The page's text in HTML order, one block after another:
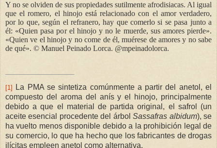
Y no se olviden de sus propiedades sutilmente afrodisiacas. Al igual
que el romero, el hinojo está relacionado con el amor verdadero,
por lo que, según el refranero, hay que comerlo si se pasa junto a
él: «Quien pasa por el hinojo y no le muerde, sus amores pierde».
«Quien ve el hinojo y no come de él, muérese de amores y no sabe
de qué». © Manuel Peinado Lorca. @mpeinadolorca.
[1]
La PMA se sintetiza comúnmente a partir del anetol, el
compuesto del aroma del anís y el hinojo, principalmente
debido a que el material de partida original, el safrol (un
aceite esencial procedente del árbolSassafras albidum), se
ha vuelto menos disponible debido a la prohibición legal de
su comercio, lo que ha hecho que los fabricantes de drogas
ilícitas empleen anetol como alternativa.